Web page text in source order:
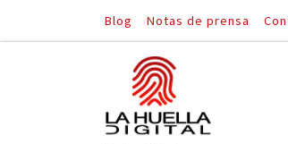
Saltar al contenido
Blog Notas de prensa